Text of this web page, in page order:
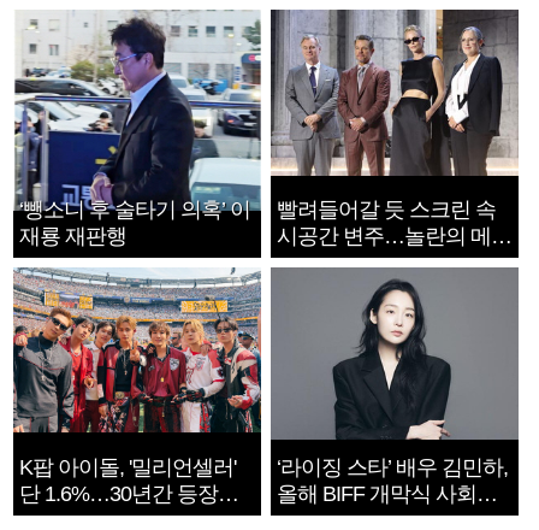
‘뺑소니 후 술타기 의혹’ 이
재룡 재판행
빨려들어갈 듯 스크린 속
시공간 변주…놀란의 메시
지는 ‘전쟁 속죄’
K팝 아이돌, '밀리언셀러'
단 1.6%…30년간 등장
1182개팀 전수조사
‘라이징 스타’ 배우 김민하,
올해 BIFF 개막식 사회자
확정